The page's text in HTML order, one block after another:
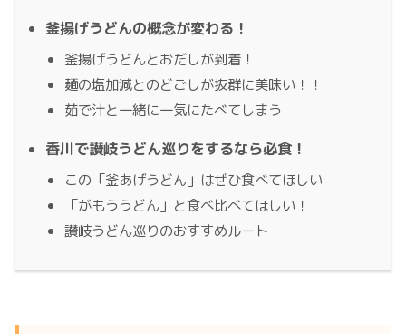
釜揚げうどんの概念が変わる！
釜揚げうどんとおだしが到着！
麺の塩加減とのどごしが抜群に美味い！！
茹で汁と一緒に一気にたべてしまう
香川で讃岐うどん巡りをするなら必食！
この「釜あげうどん」はぜひ食べてほしい
「がもううどん」と食べ比べてほしい！
讃岐うどん巡りのおすすめルート